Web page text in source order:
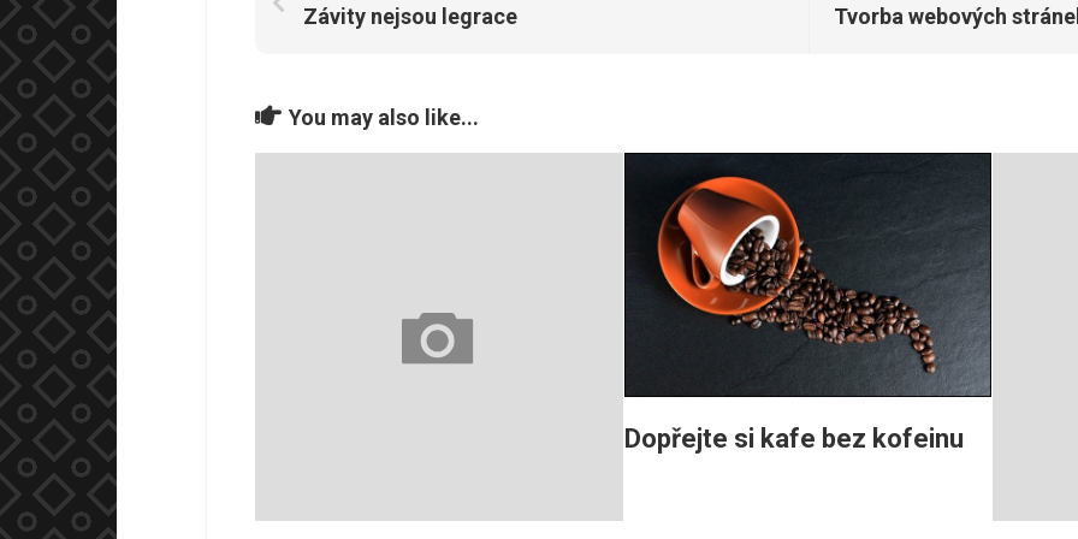
Tvorba webových
Závity nejsou legrace
You may also like...
Dopřejte si kafe bez kofeinu